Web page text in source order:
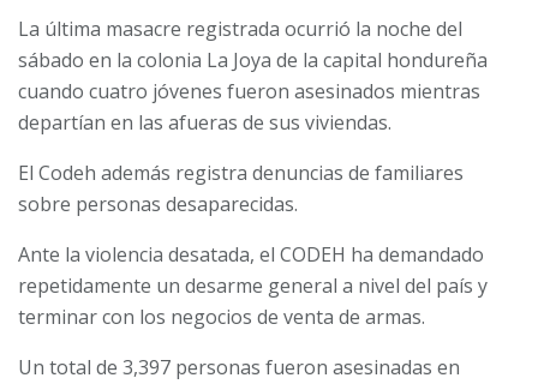
La última masacre registrada ocurrió la noche del
sábado en la colonia La Joya de la capital hondureña
cuando cuatro jóvenes fueron asesinados mientras
departían en las afueras de sus viviendas.
El Codeh además registra denuncias de familiares
sobre personas desaparecidas.
Ante la violencia desatada, el CODEH ha demandado
repetidamente un desarme general a nivel del país y
terminar con los negocios de venta de armas.
Un total de 3,397 personas fueron asesinadas en